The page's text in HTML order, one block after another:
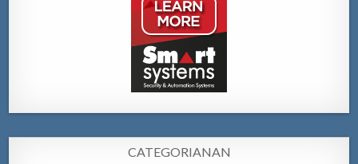
CATEGORIANAN